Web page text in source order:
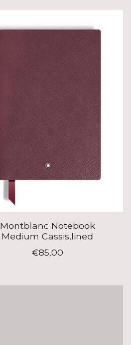
Montblanc Notebook
Medium Cassis,lined
€85,00